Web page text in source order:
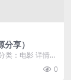
享）
类：电影 详情介
费在线观看，提
0